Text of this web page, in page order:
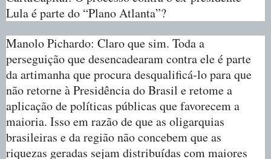
Lula é parte do “Plano Atlanta”?
Manolo Pichardo: Claro que sim. Toda a
perseguição que desencadearam contra ele é parte
da artimanha que procura desqualificá-lo para que
não retorne à Presidência do Brasil e retome a
aplicação de políticas públicas que favorecem a
maioria. Isso em razão de que as oligarquias
brasileiras e da região não concebem que as
riquezas geradas sejam distribuídas com maiores